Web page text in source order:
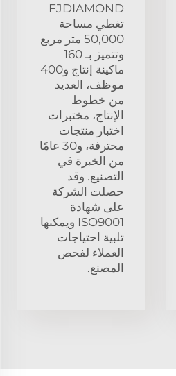
FJDIAMOND
تغطي مساحة
50,000 متر مربع
وتتميز بـ 160
ماكينة إنتاج و400
موظف، العديد
من خطوط
الإنتاج، مختبرات
اختبار منتجات
محترفة، و30 عامًا
من الخبرة في
التصنيع. وقد
حصلت الشركة
على شهادة
ISO9001 ويمكنها
تلبية احتياجات
العملاء لفحص
المصنع.